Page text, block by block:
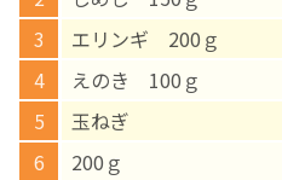
エリンギ 200ｇ
えのき 100ｇ
玉ねぎ
200ｇ
遠方にお住まいで当院
医師プロ